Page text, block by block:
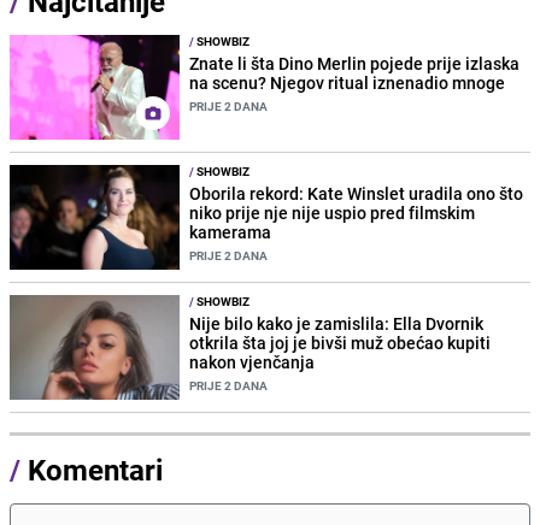
/SHOWBIZ
Znate li šta Dino Merlin pojede prije izlaska
na scenu? Njegov ritual iznenadio mnoge
PRIJE 2 DANA
/SHOWBIZ
Oborila rekord: Kate Winslet uradila ono što
niko prije nje nije uspio pred filmskim
kamerama
PRIJE 2 DANA
/SHOWBIZ
Nije bilo kako je zamislila: Ella Dvornik
otkrila šta joj je bivši muž obećao kupiti
nakon vjenčanja
PRIJE 2 DANA
/ Komentari